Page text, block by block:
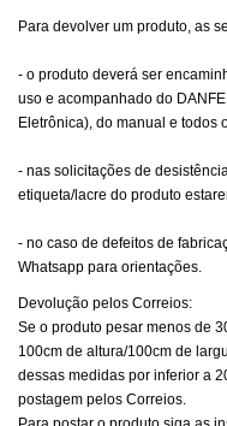
Para devolver um produto, as
- o produto deverá ser
uso e acompanhado do
Eletrônica), do manual e todos
- nas solicitações de
etiqueta/lacre do produto
- no caso de defeitos de
Whatsapp para orientações.
Devolução pelos Correios:
Se o produto pesar menos de
100cm de altura/100cm de
dessas medidas por inferior a
postagem pelos Correios.